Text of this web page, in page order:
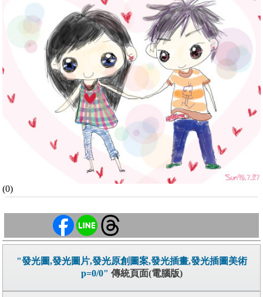
(0)
"發光圖,發光圖片,發光原創圖案,發光插畫,發光插圖美術
p=0/0" 傳統頁面(電腦版)